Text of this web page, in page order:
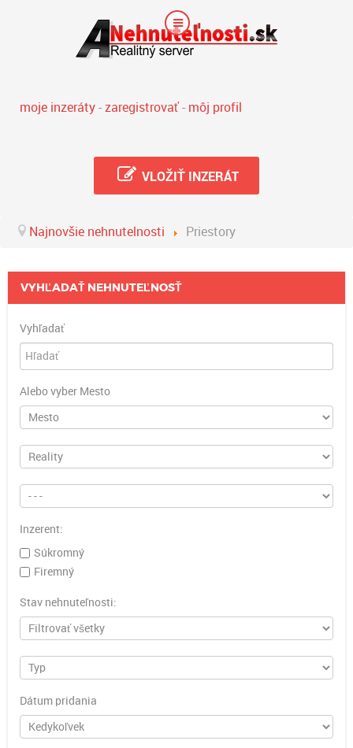
moje inzeráty - zaregistrovať- môj profil
VLOŽIŤ INZERÁT
Najnovšie nehnutelnosti Priestory
VYHĽADAŤ NEHNUTEĽNOSŤ
Vyhľadať
Alebo vyber Mesto
Inzerent:
Súkromný
Firemný
Stav nehnuteľnosti:
Dátum pridania